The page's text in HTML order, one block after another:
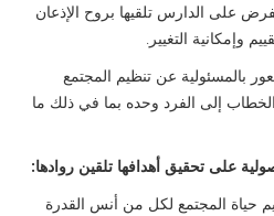
على الدارس تلقيها بروح الإذعان
وإمكانية التغيير.
بالمسئولية عن تنظيم المجتمع
إلى الفرد وحده بما في ذلك ما
على تحقيق أهدافها تلقين روادها:‪
حياة المجتمع لكل من أنس القدرة